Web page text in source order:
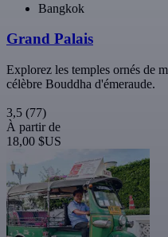
Bangkok
Grand Palais
Explorez les temples ornés de
célèbre Bouddha d'émeraude.
3,5 (77)
À partir de
18,00 $US